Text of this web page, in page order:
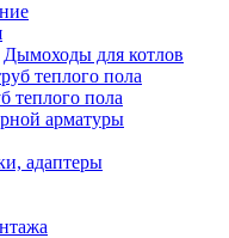
Дымоходы для котлов
теплого пола
арматуры
адаптеры